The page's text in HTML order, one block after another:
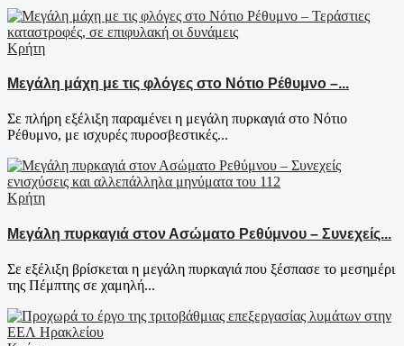
Κρήτη
Μεγάλη μάχη με τις φλόγες στο Νότιο Ρέθυμνο –...
Σε πλήρη εξέλιξη παραμένει η μεγάλη πυρκαγιά στο Νότιο
Ρέθυμνο, με ισχυρές πυροσβεστικές...
Κρήτη
Μεγάλη πυρκαγιά στον Ασώματο Ρεθύμνου – Συνεχείς...
Σε εξέλιξη βρίσκεται η μεγάλη πυρκαγιά που ξέσπασε το μεσημέρι
της Πέμπτης σε χαμηλή...